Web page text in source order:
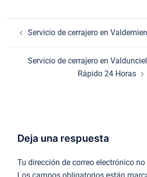
de
Servicio de cerrajero en
Servicio de cerrajero en
Rápido 24 Horas
Deja una respuesta
Tu dirección de correo electrónico